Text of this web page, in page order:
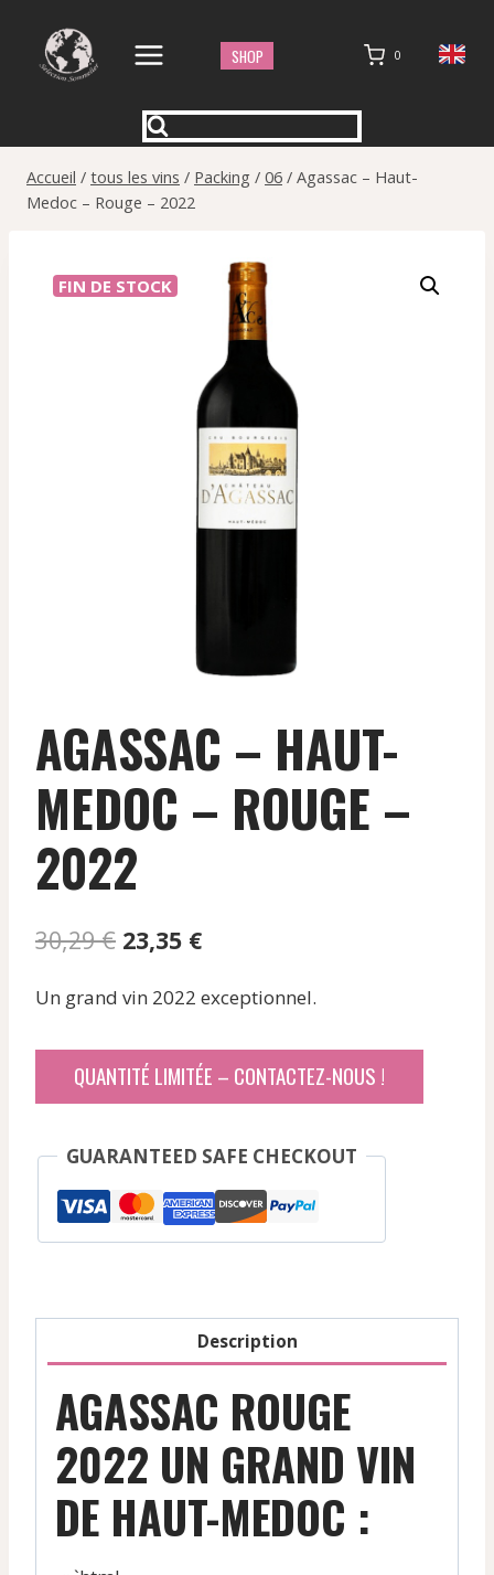
contenu
SHOP 0
Accueil / tous les vins / Packing / 06 / Agassac – Haut-
Medoc – Rouge – 2022
FIN DE STOCK
AGASSAC – HAUT-
MEDOC – ROUGE –
2022
30,29€ Le
initial
était :
30,29 €.
23,35 €Le
actuel
est :
23,35 €.
Un grand vin 2022 exceptionnel.
QUANTITÉ LIMITÉE – CONTACTEZ-NOUS !
GUARANTEED SAFE CHECKOUT
Description
AGASSAC ROUGE
2022 UN GRAND VIN
DE HAUT-MEDOC :